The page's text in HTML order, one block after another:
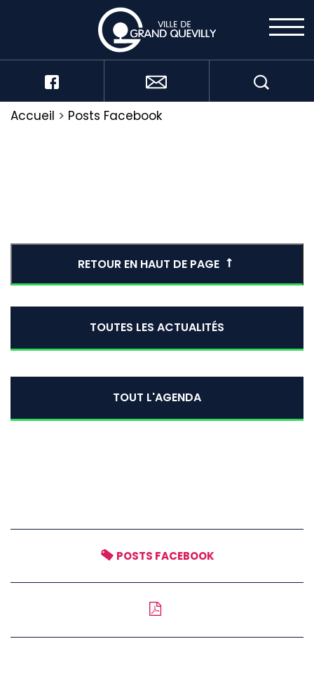
Accueil > Posts Facebook
RETOUR EN HAUT DE PAGE
TOUTES LES ACTUALITÉS
TOUT L'AGENDA
POSTS FACEBOOK